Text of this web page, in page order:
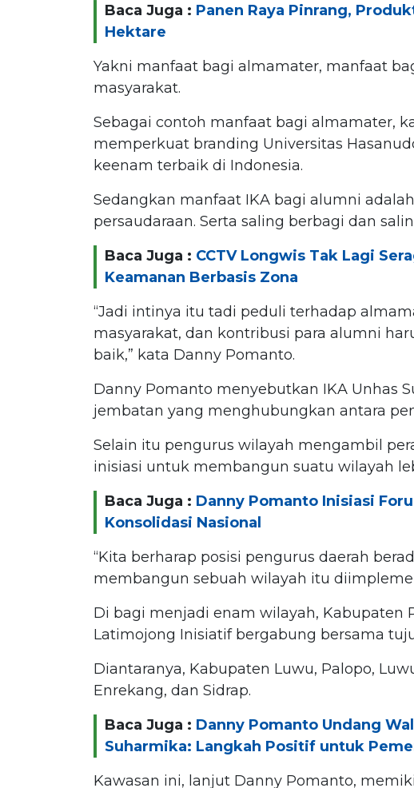
Baca Juga : Panen Raya Pinrang,
Hektare
Yakni manfaat bagi almamater, manfaat
masyarakat.
Sebagai contoh manfaat bagi almamater,
memperkuat branding Universitas
keenam terbaik di Indonesia.
Sedangkan manfaat IKA bagi alumni
persaudaraan. Serta saling berbagi dan
Baca Juga : CCTV Longwis Tak Lagi
Keamanan Berbasis Zona
“Jadi intinya itu tadi peduli terhadap
masyarakat, dan kontribusi para alumni
baik,” kata Danny Pomanto.
Danny Pomanto menyebutkan IKA Unhas
jembatan yang menghubungkan antara
Selain itu pengurus wilayah mengambil
inisiasi untuk membangun suatu wilayah
Baca Juga : Danny Pomanto Inisiasi
Konsolidasi Nasional
“Kita berharap posisi pengurus daerah
membangun sebuah wilayah itu
Di bagi menjadi enam wilayah, Kabupaten
Latimojong Inisiatif bergabung bersama
Diantaranya, Kabupaten Luwu, Palopo,
Enrekang, dan Sidrap.
Baca Juga : Danny Pomanto Undang
Suharmika: Langkah Positif untuk
Kawasan ini, lanjut Danny Pomanto,